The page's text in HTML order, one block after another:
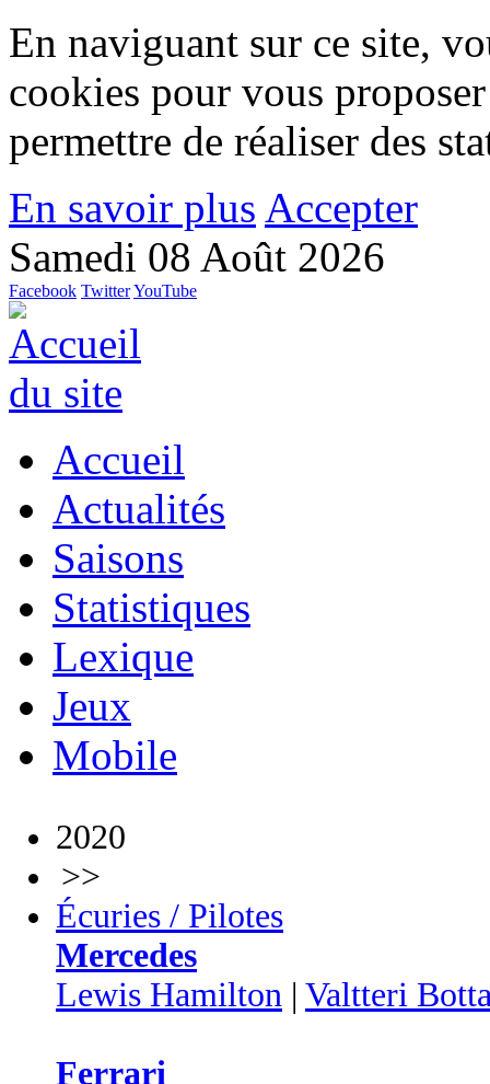
En naviguant sur ce site,
cookies pour vous
permettre de réaliser des
En savoir plus Accepter
Samedi 08 Août 2026
Facebook TwitterYouTube
Accueil
Actualités
Saisons
Statistiques
Lexique
Jeux
Mobile
2020
>>
Écuries / Pilotes
Mercedes
Lewis Hamilton | Valtteri
Ferrari